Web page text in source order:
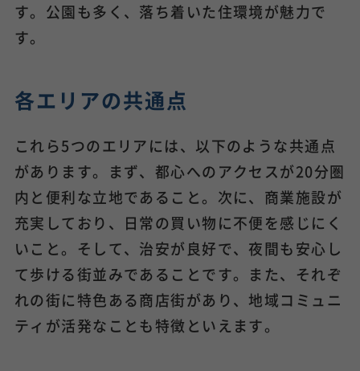
す。公園も多く、落ち着いた住環境が魅力で
す。
各エリアの共通点
これら5つのエリアには、以下のような共通点
があります。まず、都心へのアクセスが20分圏
内と便利な立地であること。次に、商業施設が
充実しており、日常の買い物に不便を感じにく
いこと。そして、治安が良好で、夜間も安心し
て歩ける街並みであることです。また、それぞ
れの街に特色ある商店街があり、地域コミュニ
ティが活発なことも特徴といえます。